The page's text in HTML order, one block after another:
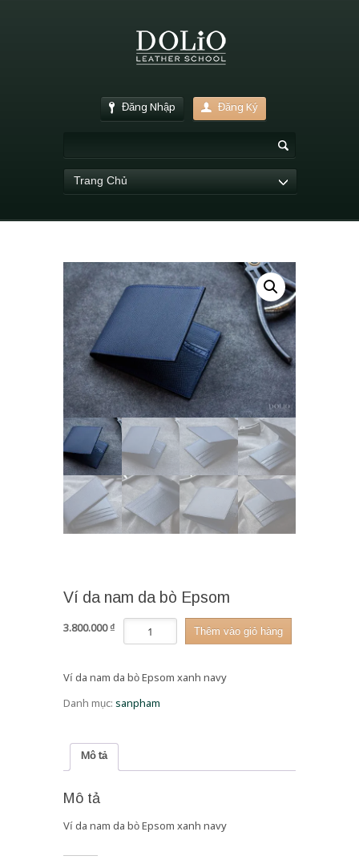
Đăng Nhập Đăng Ký
Trang Chủ
Ví da nam da bò Epsom
3.800.000₫
da
da
bò
Epsom
Thêm vào giỏ hàng
Ví da nam da bò Epsom xanh navy
Danh mục: sanpham
Mô tả
Mô tả
Ví da nam da bò Epsom xanh navy